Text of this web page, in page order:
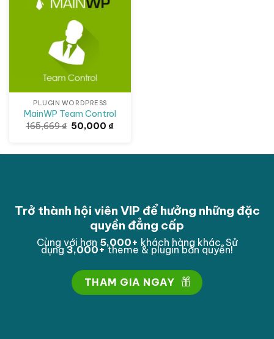
PLUGIN WORDPRESS
MainWP Team Control
165,669₫ Giá
gốc
50,000 ₫Giá
Trở thành hội viên VIP để hưởng những đặc
quyền đẳng cấp
Cùng với hơn 5,000+ khách hàng khác. Sử
dụng3,000+theme & plugin bản quyền!
THAM GIA NGAY